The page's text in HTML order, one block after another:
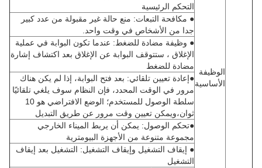
التحكم الرئيسية
● مكافحة التبعات: منع حالة غير مقبولة من عدد كبير
جدا من الأشخاص في وقت واحد.
● وظيفة مضادة للضغط: عندما تكون البوابة في عملية
الإغلاق ، ستتوقف البوابة عن الإغلاق بعد اكتشاف إشارة
●إعادة تعيين تلقائي: بعد فتح البوابة، إذا لم يكن هناك
مرور في الوقت المحدد، فإن النظام سوف يلغي تلقائيًا
سلطة الوصول للمستخدم؛ الوضع الافتراضي هو 10
ثوان،ويمكن تعيين وقت مرور عن طريق التبديل
●تحكم الوصول: يمكن أن يربط الميناء الخارجي
مجموعة متنوعة من الأجهزة البيومترية
● إيقاف التشغيل وإيقاف التشغيل: التشغيل بعد إيقاف